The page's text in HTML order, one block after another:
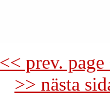
<< prev.
>> nästa